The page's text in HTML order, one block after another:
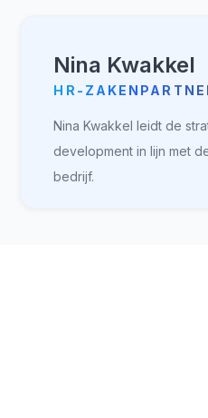
Nina Kwakkel
HR-
Nina Kwakkel leidt de
development in lijn met
bedrijf.